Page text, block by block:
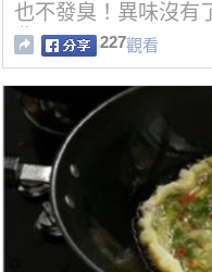
也不發臭！異味沒有
費！
227觀看